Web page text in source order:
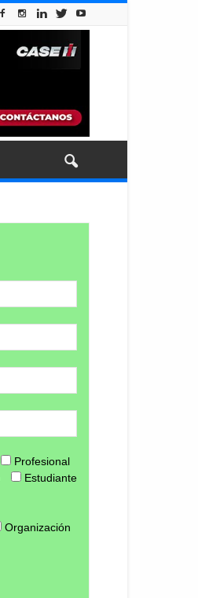
Profesional
Estudiante
Organización